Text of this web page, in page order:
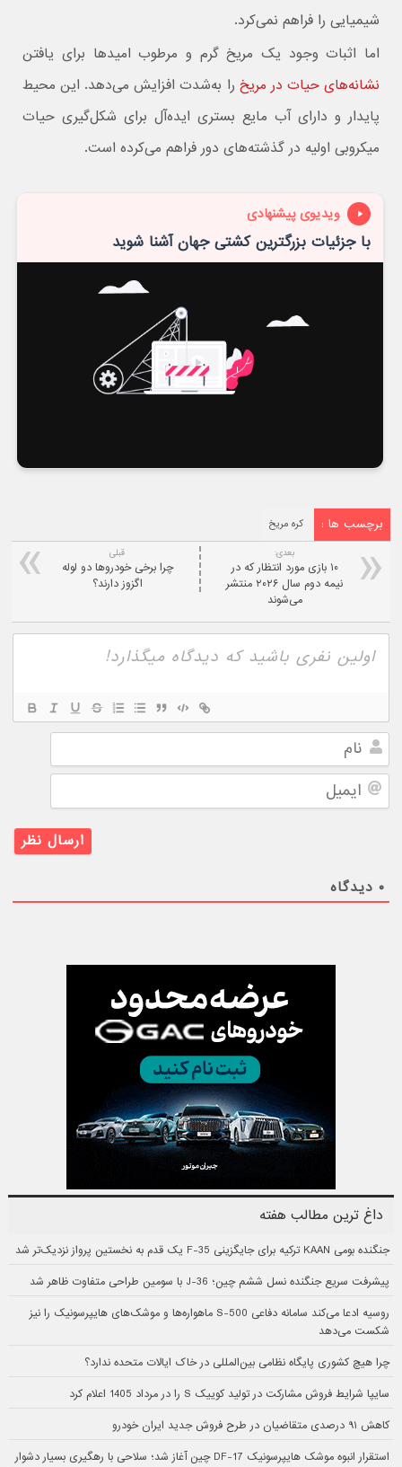
شیمیایی را فراهم نمی‌کرد.
اما اثبات وجود یک مریخ گرم و مرطوب امیدها برای یافتن
نشانه‌های حیات در مریخ را به‌شدت افزایش می‌دهد. این محیط
پایدار و دارای آب مایع بستری ایده‌آل برای شکل‌گیری حیات
میکروبی اولیه در گذشته‌های دور فراهم می‌کرده است.
ویدیوی پیشنهادی
با جزئیات بزرگترین کشتی جهان آشنا شوید
برچسب ها : کره مریخ
قبلی
چرا برخی خودروها دو لوله
اگزوز دارند؟
بعدی:
۱۰ بازی مورد انتظار که در
نیمه دوم سال ۲۰۲۶ منتشر
می‌شوند
نام
۰ دیدگاه
داغ ترین مطالب هفته
جنگنده بومی KAAN ترکیه برای جایگزینی F-35 یک قدم به نخستین پرواز نزدیک‌تر شد
پیشرفت سریع جنگنده نسل ششم چین؛ J-36 با سومین طراحی متفاوت ظاهر شد
روسیه ادعا می‌کند سامانه دفاعی S-500 ماهواره‌ها و موشک‌های هایپرسونیک را نیز
شکست می‌دهد
چرا هیچ کشوری پایگاه نظامی بین‌المللی در خاک ایالات متحده ندارد؟
سایپا شرایط فروش مشارکت در تولید کوییک S را در مرداد 1405 اعلام کرد
کاهش ۹۱ درصدی متقاضیان در طرح فروش جدید ایران خودرو
استقرار انبوه موشک هایپرسونیک DF-17 چین آغاز شد؛ سلاحی با رهگیری بسیار دشوار